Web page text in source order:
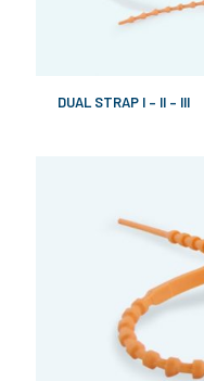
DUAL STRAP I – II – III